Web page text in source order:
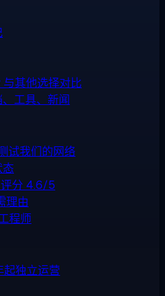
其他选择对比
工具、新闻
试我们的网络
态
分 4.6/5
理由
程师
独立运营